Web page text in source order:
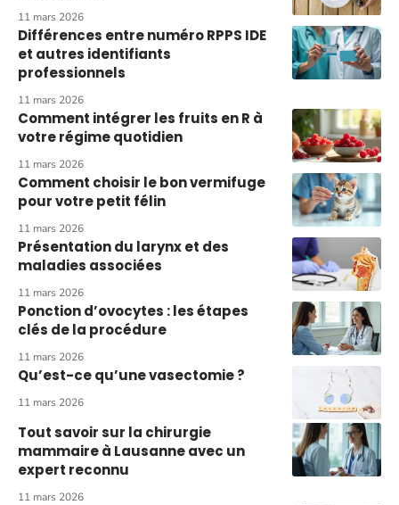
11 mars 2026
Différences entre numéro RPPS IDE
et autres identifiants
professionnels
11 mars 2026
Comment intégrer les fruits en R à
votre régime quotidien
11 mars 2026
Comment choisir le bon vermifuge
pour votre petit félin
11 mars 2026
Présentation du larynx et des
maladies associées
11 mars 2026
Ponction d’ovocytes : les étapes
clés de la procédure
11 mars 2026
Qu’est-ce qu’une vasectomie ?
11 mars 2026
Tout savoir sur la chirurgie
mammaire à Lausanne avec un
expert reconnu
11 mars 2026